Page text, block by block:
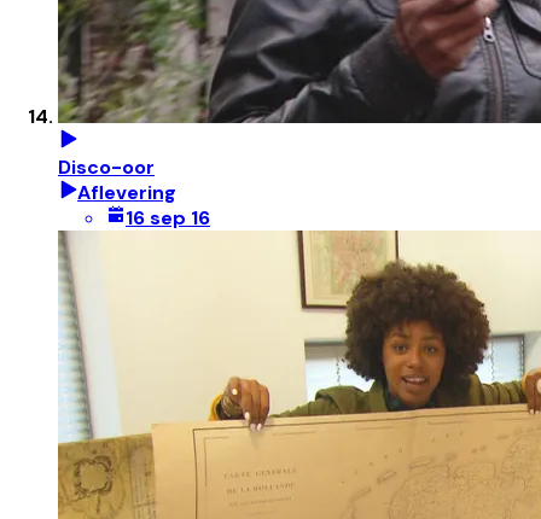
Disco-oor
Aflevering
16 sep 16